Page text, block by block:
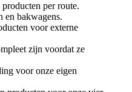
per route.
en bakwagens.
voor externe
zijn voordat ze
voor onze eigen